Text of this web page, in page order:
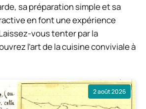
sa préparation simple et sa
en font une expérience
vous tenter par la
l’art de la cuisine conviviale à
2 août 2026